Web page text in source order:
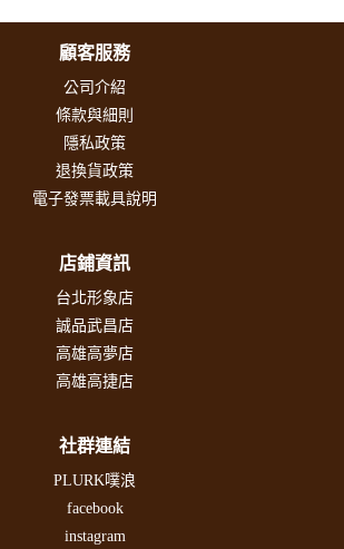
顧客服務
公司介紹
條款與細則
隱私政策
退換貨政策
電子發票載具說明
店鋪資訊
台北形象店
誠品武昌店
高雄高夢店
高雄高捷店
社群連結
PLURK噗浪
facebook
instagram